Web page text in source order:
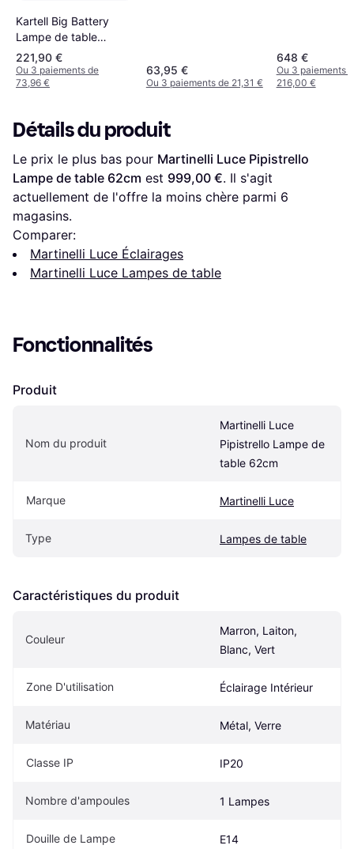
Kartell Big Battery
Lampe de table
37.3cm
221,90 €
Ou 3 paiements de
73,96 €
63,95 €
Ou 3 paiements de 21,31 €
648 €
Ou 3 paiements
216,00 €
Détails du produit
Le prix le plus bas pour Martinelli Luce Pipistrello
Lampe de table 62cm est 999,00 €. Il s'agit
actuellement de l'offre la moins chère parmi 6
magasins.
Comparer:
Martinelli Luce Éclairages
Martinelli Luce Lampes de table
Fonctionnalités
Produit
Nom du produit
Martinelli Luce
Pipistrello Lampe de
table 62cm
Marque Martinelli Luce
Type Lampes de table
Caractéristiques du produit
Couleur
Marron, Laiton,
Blanc, Vert
Zone D'utilisation Éclairage Intérieur
Matériau Métal, Verre
Classe IP IP20
Nombre d'ampoules 1 Lampes
Douille de Lampe E14